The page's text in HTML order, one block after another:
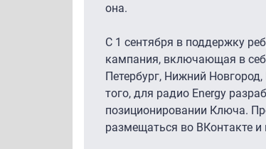
она.
С 1 сентября в поддержку
кампания, включающая в
Петербург, Нижний
того, для радио Energy
позиционировании Ключа.
размещаться во ВКонтакте и